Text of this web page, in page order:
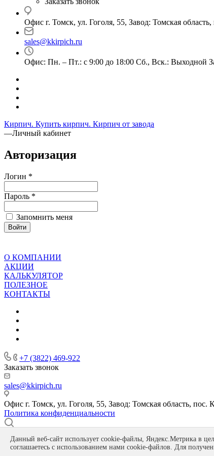
Офис г. Томск, ул. Гоголя, 55, Завод: Томская
sales@kkirpich.ru
Офис: Пн. – Пт.: с 9:00 до 18:00 Сб., Вск.: Выходной
Кирпич. Купить кирпич. Кирпич от завода
—Личный кабинет
Авторизация
Логин *
Пароль *
Запомнить меня
Войти
О КОМПАНИИ
АКЦИИ
КАЛЬКУЛЯТОР
ПОЛЕЗНОЕ
КОНТАКТЫ
+7 (3822) 469-922
Заказать звонок
sales@kkirpich.ru
Офис г. Томск, ул. Гоголя, 55, Завод: Томская область, пос.
Политика конфиденциальности
Данный веб-сайт использует cookie-файлы, Яндекс.Метрика в
соглашаетесь с использованием нами cookie-файлов. Для